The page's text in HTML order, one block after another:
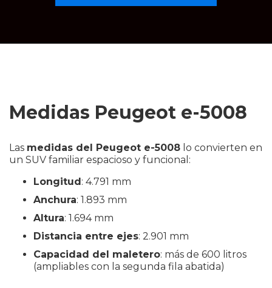
Medidas Peugeot e-5008
Las medidas del Peugeot e-5008 lo convierten en
un SUV familiar espacioso y funcional:
Longitud : 4.791 mm
Anchura: 1.893 mm
Altura: 1.694 mm
Distancia entre ejes: 2.901 mm
Capacidad del maletero: más de 600 litros
(ampliables con la segunda fila abatida)